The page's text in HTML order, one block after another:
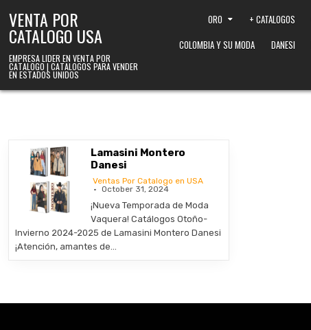
VENTA POR
CATALOGO USA
EMPRESA LIDER EN VENTA POR
CATALOGO | CATALOGOS PARA VENDER
EN ESTADOS UNIDOS
ORO + CATALOGOS
COLOMBIA Y SU MODA
DANESI
Lamasini Montero
Danesi
Ventas Por Catalogo en USA
October 31, 2024
¡Nueva Temporada de Moda
Vaquera! Catálogos Otoño-
Invierno 2024-2025 de Lamasini Montero Danesi
¡Atención, amantes de…